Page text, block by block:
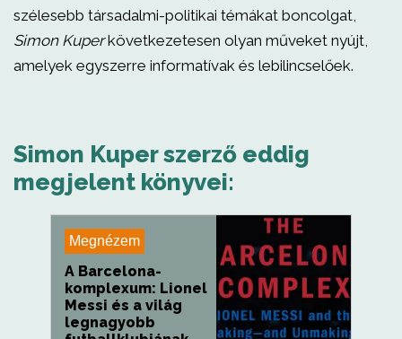
szélesebb társadalmi-politikai témákat boncolgat,
Simon Kuperkövetkezetesen olyan műveket nyújt,
amelyek egyszerre informatívak és lebilincselőek.
Simon Kuper szerző eddig
megjelent könyvei:
Megnézem
A Barcelona-
komplexum: Lionel
Messi és a világ
legnagyobb